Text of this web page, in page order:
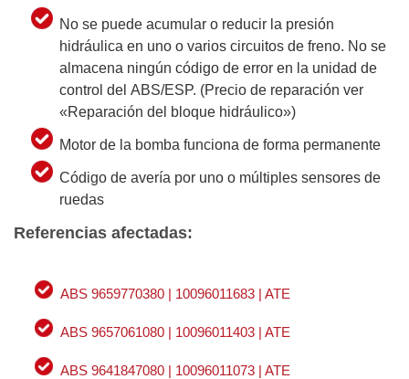
No se puede acumular o reducir la presión
hidráulica en uno o varios circuitos de freno. No se
almacena ningún código de error en la unidad de
control del ABS/ESP. (Precio de reparación ver
«Reparación del bloque hidráulico»)
Motor de la bomba funciona de forma permanente
Código de avería por uno o múltiples sensores de
ruedas
Referencias afectadas:
ABS 9659770380 | 10096011683 | ATE
ABS 9657061080 | 10096011403 | ATE
ABS 9641847080 | 10096011073 | ATE